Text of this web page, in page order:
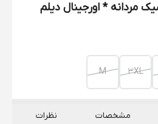
مردانه * اورجینال دیلم
3XL
M
مشخصات
نظرات